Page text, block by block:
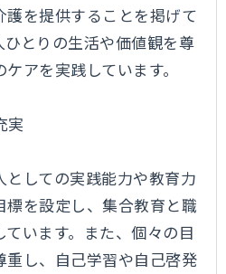
護を提供することを掲げて
とりの生活や価値観を尊
アを実践しています。
実
しての実践能力や教育力
標を設定し、集合教育と職
います。また、個々の目
し、自己学習や自己啓発